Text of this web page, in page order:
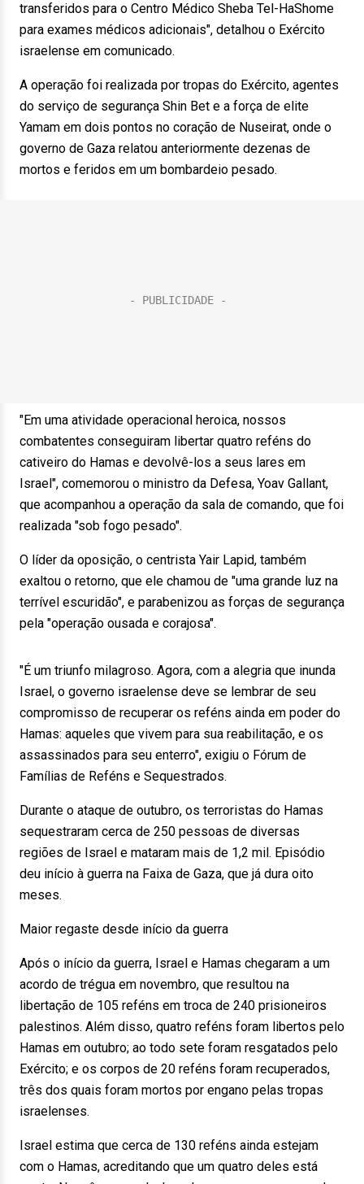
transferidos para o Centro Médico Sheba Tel-HaShome
para exames médicos adicionais", detalhou o Exército
israelense em comunicado.
A operação foi realizada por tropas do Exército, agentes
do serviço de segurança Shin Bet e a força de elite
Yamam em dois pontos no coração de Nuseirat, onde o
governo de Gaza relatou anteriormente dezenas de
mortos e feridos em um bombardeio pesado.
"Em uma atividade operacional heroica, nossos
combatentes conseguiram libertar quatro reféns do
cativeiro do Hamas e devolvê-los a seus lares em
Israel", comemorou o ministro da Defesa, Yoav Gallant,
que acompanhou a operação da sala de comando, que foi
realizada "sob fogo pesado".
O líder da oposição, o centrista Yair Lapid, também
exaltou o retorno, que ele chamou de "uma grande luz na
terrível escuridão", e parabenizou as forças de segurança
pela "operação ousada e corajosa".
"É um triunfo milagroso. Agora, com a alegria que inunda
Israel, o governo israelense deve se lembrar de seu
compromisso de recuperar os reféns ainda em poder do
Hamas: aqueles que vivem para sua reabilitação, e os
assassinados para seu enterro", exigiu o Fórum de
Famílias de Reféns e Sequestrados.
Durante o ataque de outubro, os terroristas do Hamas
sequestraram cerca de 250 pessoas de diversas
regiões de Israel e mataram mais de 1,2 mil. Episódio
deu início à guerra na Faixa de Gaza, que já dura oito
meses.
Maior regaste desde início da guerra
Após o início da guerra, Israel e Hamas chegaram a um
acordo de trégua em novembro, que resultou na
libertação de 105 reféns em troca de 240 prisioneiros
palestinos. Além disso, quatro reféns foram libertos pelo
Hamas em outubro; ao todo sete foram resgatados pelo
Exército; e os corpos de 20 reféns foram recuperados,
três dos quais foram mortos por engano pelas tropas
israelenses.
Israel estima que cerca de 130 reféns ainda estejam
com o Hamas, acreditando que um quatro deles está